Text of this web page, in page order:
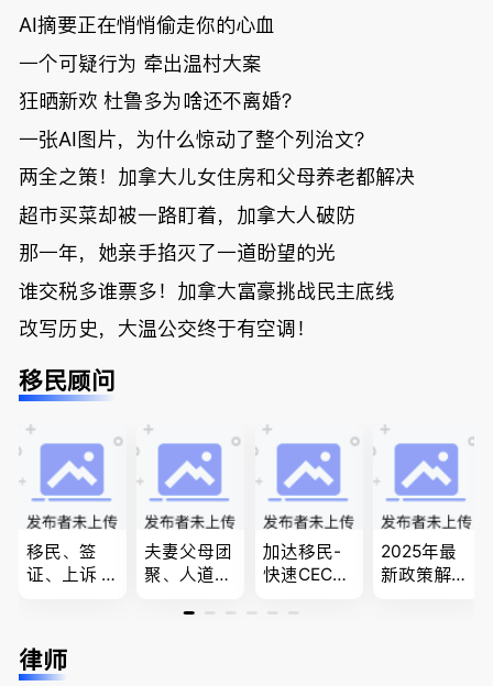
AI摘要正在悄悄偷走你的心血
一个可疑行为 牵出温村大案
狂晒新欢 杜鲁多为啥还不离婚？
一张AI图片，为什么惊动了整个列治文？
两全之策！加拿大儿女住房和父母养老都解决
超市买菜却被一路盯着，加拿大人破防
那一年，她亲手掐灭了一道盼望的光
谁交税多谁票多！加拿大富豪挑战民主底线
改写历史，大温公交终于有空调！
移民顾问
移民、签
证、上诉 --
进”的RCIC-
IRB持牌移
夫妻父母团
聚、人道移
和工签 移
加达移民-
快速CEC&P
作机会 移
2025年最
新政策解
律师